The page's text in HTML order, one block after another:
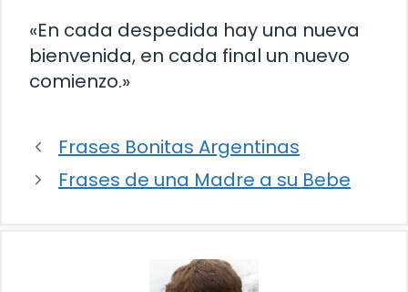
«En cada despedida hay una nueva
bienvenida, en cada final un nuevo
comienzo.»
Frases Bonitas Argentinas
Frases de una Madre a su Bebe